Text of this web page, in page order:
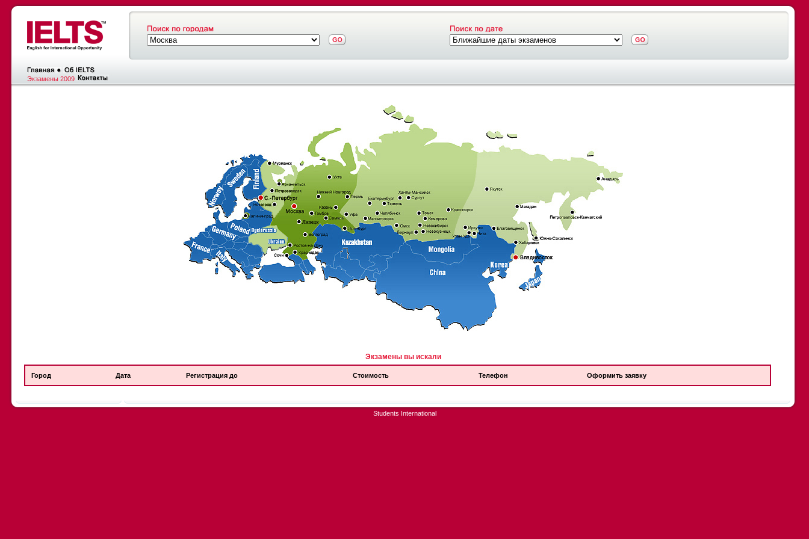
Экзамены 2009
Экзамены вы искали
Город Дата Регистрация до Стоимость Телефон Оформить заявку
Students International